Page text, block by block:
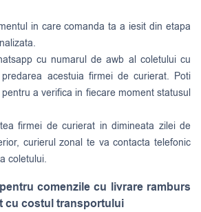
in care comanda ta a iesit din etapa
cu numarul de awb al coletului cu
acestuia firmei de curierat. Poti
a verifica in fiecare moment statusul
firmei de curierat in dimineata zilei de
curierul zonal te va contacta telefonic
coletului.
comenzile cu livrare ramburs
cu costul transportului